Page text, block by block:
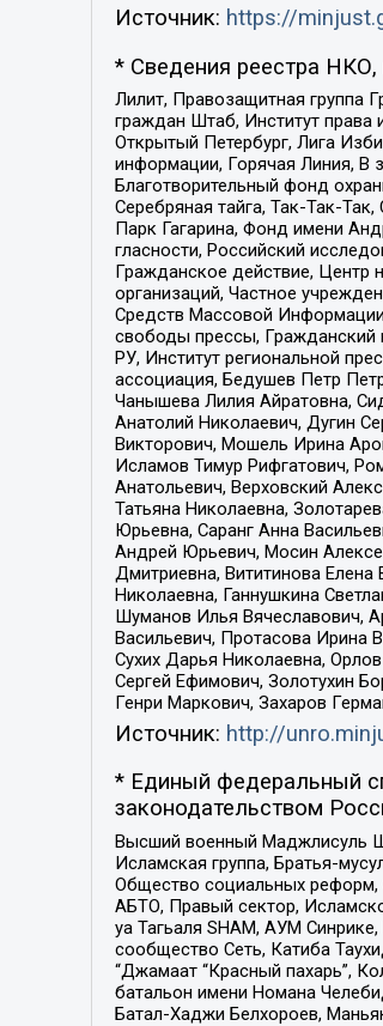
Источник: https://
* Сведения реестра
Лилит, Правозащитная группа
граждан Штаб, Институт
Открытый Петербург, Лига
информации, Горячая Линия, В
Благотворительный фонд
Серебряная тайга, Так-Так-
Парк Гагарина, Фонд имени
гласности, Российский
Гражданское действие,
организаций, Частное
Средств Массовой
свободы прессы, Гражданский
РУ, Институт региональной
ассоциация, Бедушев Петр
Чанышева Лилия Айратовна,
Анатолий Николаевич, Дугин
Викторович, Мошель Ирина
Исламов Тимур Рифгатович,
Анатольевич, Верховский
Татьяна Николаевна,
Юрьевна, Саранг Анна
Андрей Юрьевич, Мосин
Дмитриевна, Вититинова
Николаевна, Ганнушкина
Шуманов Илья Вячеславович,
Васильевич, Протасова Ирина
Сухих Дарья Николаевна,
Сергей Ефимович, Золотухин
Генри Маркович, Захаров
Источник: http://
* Единый федеральный
законодательством
Высший военный Маджлисуль
Исламская группа, Братья-
Общество социальных
АБТО, Правый сектор,
уа Тагьаля SHAM, АУМ
сообщество Сеть, Катиба
“Джамаат “Красный пахарь”,
батальон имени Номана
Батал-Хаджи Белхороев,